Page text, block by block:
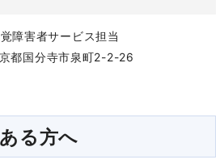
障害者サービス担当
国分寺市泉町2-2-26
る方へ